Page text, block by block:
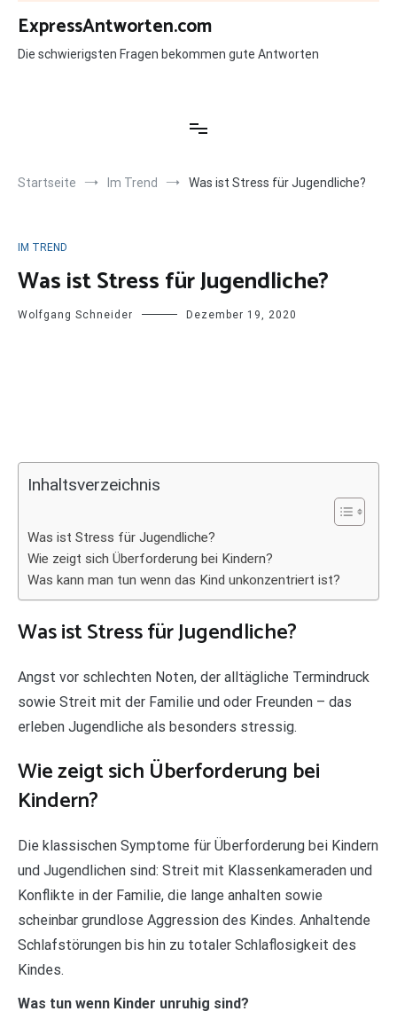
Zum
Inhalt
springen
ExpressAntworten.com
Die schwierigsten Fragen bekommen gute Antworten
Startseite Im Trend Was ist Stress für Jugendliche?
IM TREND
Was ist Stress für Jugendliche?
Wolfgang Schneider Dezember 19, 2020
Inhaltsverzeichnis
Was ist Stress für Jugendliche?
Wie zeigt sich Überforderung bei Kindern?
Was kann man tun wenn das Kind unkonzentriert ist?
Was ist Stress für Jugendliche?
Angst vor schlechten Noten, der alltägliche Termindruck
sowie Streit mit der Familie und oder Freunden – das
erleben Jugendliche als besonders stressig.
Wie zeigt sich Überforderung bei
Kindern?
Die klassischen Symptome für Überforderung bei Kindern
und Jugendlichen sind: Streit mit Klassenkameraden und
Konflikte in der Familie, die lange anhalten sowie
scheinbar grundlose Aggression des Kindes. Anhaltende
Schlafstörungen bis hin zu totaler Schlaflosigkeit des
Kindes.
Was tun wenn Kinder unruhig sind?